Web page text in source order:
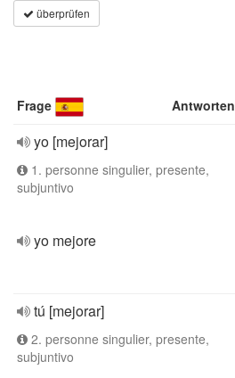
überprüfen
Frage Antworten
yo [mejorar]
1. personne singulier, presente,
subjuntivo
yo mejore
tú [mejorar]
2. personne singulier, presente,
subjuntivo